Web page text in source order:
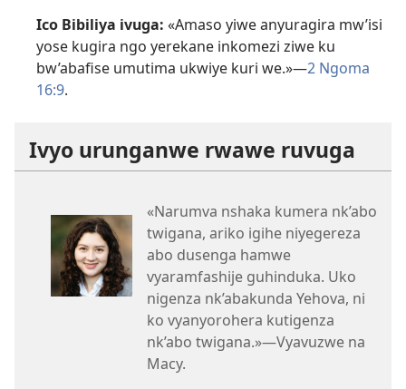
Ico Bibiliya ivuga: «Amaso yiwe anyuragira mw’isi
yose kugira ngo yerekane inkomezi ziwe ku
bw’abafise umutima ukwiye kuri we.»​—2 Ngoma
16:9.
Ivyo urunganwe rwawe ruvuga
«Narumva nshaka kumera nk’abo
twigana, ariko igihe niyegereza
abo dusenga hamwe
vyaramfashije guhinduka. Uko
nigenza nk’abakunda Yehova, ni
ko vyanyorohera kutigenza
nk’abo twigana.»​—Vyavuzwe na
Macy.